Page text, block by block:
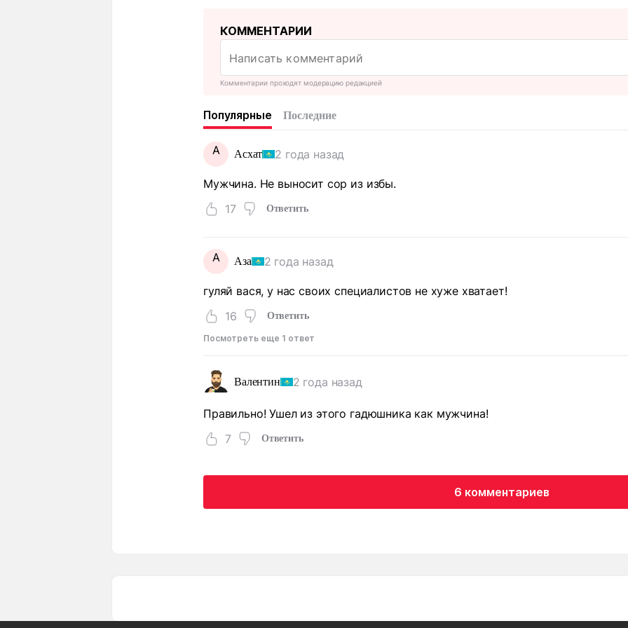
КОММЕНТАРИИ
Комментарии проходят модерацию редакцией
Популярные Последние
А Асхат 2 года назад
Мужчина. Не выносит сор из избы.
17
Ответить
А Аза 2 года назад
гуляй вася, у нас своих специалистов не хуже хватает!
16
Ответить
Посмотреть еще 1 ответ
Валентин 2 года назад
Правильно! Ушел из этого гадюшника как мужчина!
7
Ответить
6 комментариев